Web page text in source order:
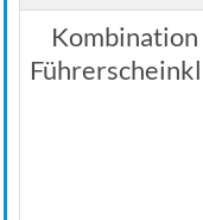
Kombination